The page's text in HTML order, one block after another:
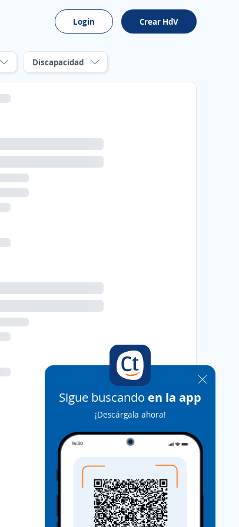
Login Crear HdV
Discapacidad
Sigue buscando en la app
¡Descárgala ahora!